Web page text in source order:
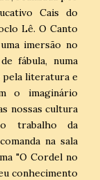
Cais do
Lê. O Canto
imersão no
fábula, numa
pela literatura e
o imaginário
nossas cultura
trabalho da
na sala
"O Cordel no
conhecimento